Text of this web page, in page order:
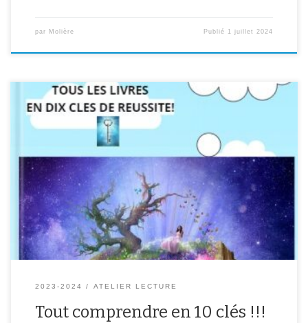
par Molière Publié 1 juillet 2024
Les élèves de l’Atelier lecture se sont mis en quatre pour partager
leur savoir-faire ! Ils vous expliquent tout ce que vous devez savoir
pour bien comprendre les textes en 10 clés de réussite dans leur
création originale : Méthode pour devenir lecteur expert ! Lisez-
vite et, comme eux, vous deviendrez des champions de […]
2023-2024 ATELIER LECTURE
Tout comprendre en 10 clés !!!